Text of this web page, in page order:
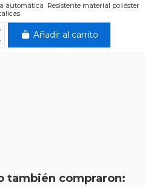
automática Resistente material poliéster
Añadir al carrito
también compraron: